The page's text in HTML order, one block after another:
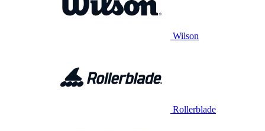
Wilson
Rollerblade